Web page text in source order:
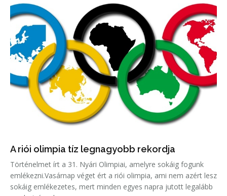
A riói olimpia tíz legnagyobb rekordja
Történelmet írt a 31. Nyári Olimpiai, amelyre sokáig fogunk
emlékezni.Vasárnap véget ért a riói olimpia, ami nem azért lesz
sokáig emlékezetes, mert minden egyes napra jutott legalább